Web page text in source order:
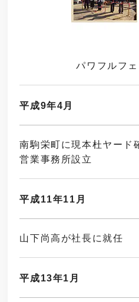
パワフルフ
平成9年4月
南駒栄町に現本杜ヤード
営業事務所設立
平成11年11月
山下尚高が社長に就任
平成13年1月